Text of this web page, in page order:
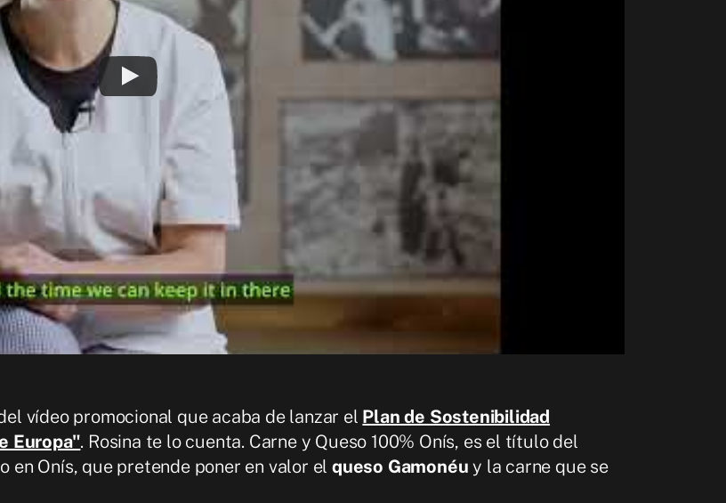
vídeo promocional que acaba de lanzar el Plan de Sostenibilidad
Europa". Rosina te lo cuenta. Carne y Queso 100% Onís, es el título del
en Onís, que pretende poner en valor el queso Gamonéu y la carne que se